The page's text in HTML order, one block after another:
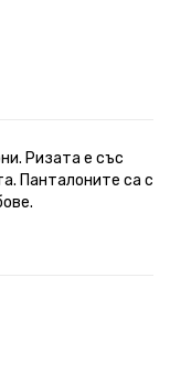
Ризата е със
Панталоните са с